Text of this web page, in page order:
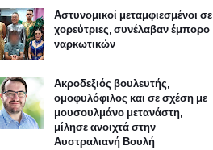
Αστυνομικοί μεταμφιεσμένοι σε
χορεύτριες, συνέλαβαν έμπορο
ναρκωτικών
Ακροδεξιός βουλευτής,
ομοφυλόφιλος και σε σχέση με
μουσουλμάνο μετανάστη,
μίλησε ανοιχτά στην
Αυστραλιανή Βουλή